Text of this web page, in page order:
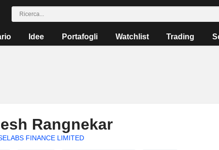
Idee Portafogli Watchlist Trading
Rangnekar
FINANCE LIMITED